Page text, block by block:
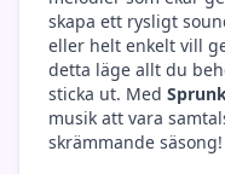
skapa ett rysligt
eller helt enkelt vill
detta läge allt du
sticka ut. Med
musik att vara
skrämmande säsong!